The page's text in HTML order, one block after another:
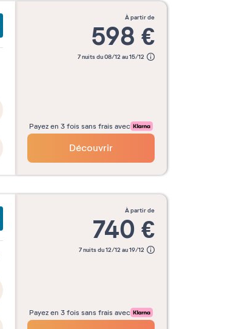
à partir de
598 €
7 nuits du 08/12 au 15/12
Payez en 3 fois sans frais avec
Découvrir
à partir de
740 €
7 nuits du 12/12 au 19/12
Payez en 3 fois sans frais avec